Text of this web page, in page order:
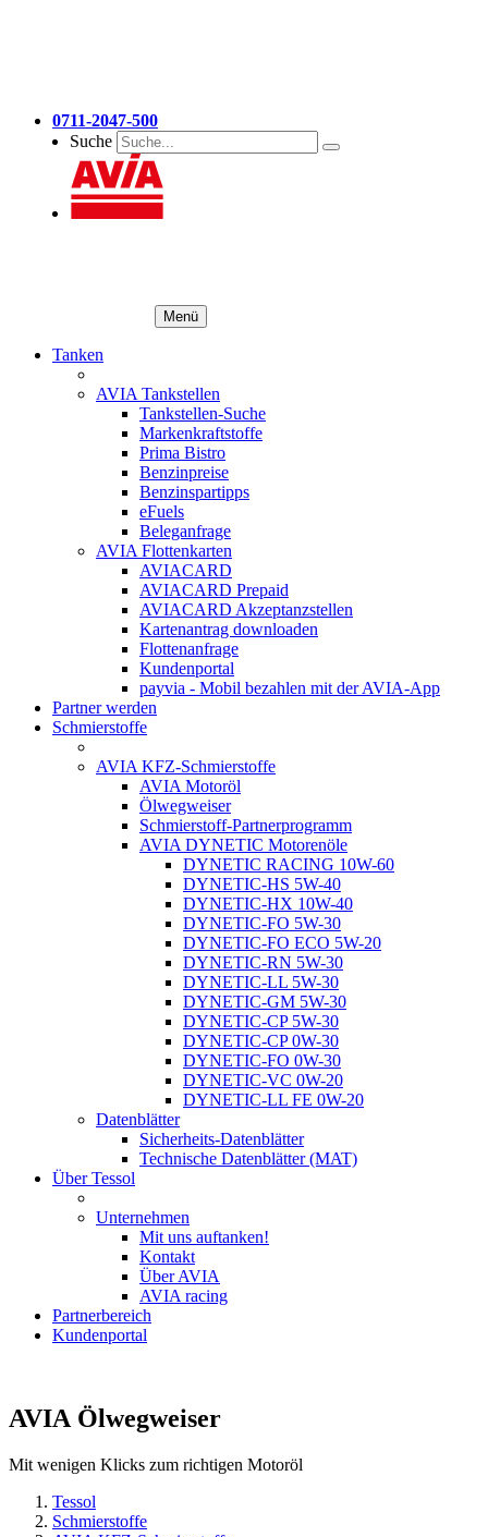
0711-2047-500
Suche
Menü
Tanken
AVIA Tankstellen
Tankstellen-Suche
Markenkraftstoffe
Prima Bistro
Benzinpreise
Benzinspartipps
eFuels
Beleganfrage
AVIA Flottenkarten
AVIACARD
AVIACARD Prepaid
AVIACARD Akzeptanzstellen
Kartenantrag downloaden
Flottenanfrage
Kundenportal
payvia - Mobil bezahlen mit der AVIA-App
Partner werden
Schmierstoffe
AVIA KFZ-Schmierstoffe
AVIA Motoröl
Ölwegweiser
Schmierstoff-Partnerprogramm
AVIA DYNETIC Motorenöle
DYNETIC RACING 10W-60
DYNETIC-HS 5W-40
DYNETIC-HX 10W-40
DYNETIC-FO 5W-30
DYNETIC-FO ECO 5W-20
DYNETIC-RN 5W-30
DYNETIC-LL 5W-30
DYNETIC-GM 5W-30
DYNETIC-CP 5W-30
DYNETIC-CP 0W-30
DYNETIC-FO 0W-30
DYNETIC-VC 0W-20
DYNETIC-LL FE 0W-20
Datenblätter
Sicherheits-Datenblätter
Technische Datenblätter (MAT)
Über Tessol
Unternehmen
Mit uns auftanken!
Kontakt
Über AVIA
AVIA racing
Partnerbereich
Kundenportal
AVIA Ölwegweiser
Mit wenigen Klicks zum richtigen Motoröl
Tessol
Schmierstoffe